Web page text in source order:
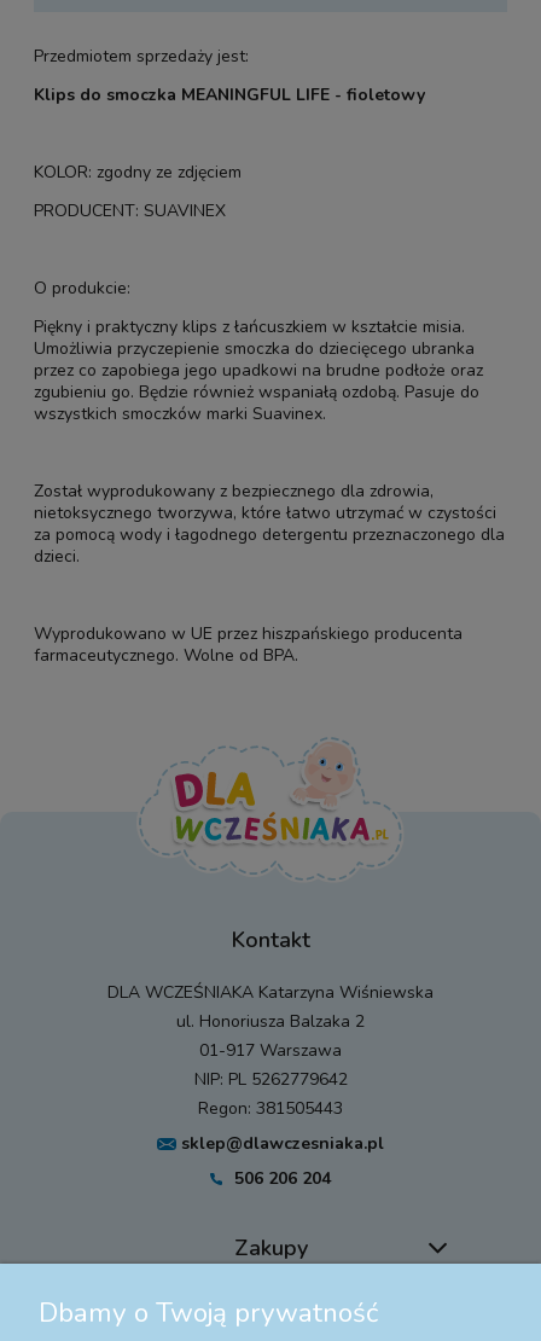
Przedmiotem sprzedaży jest:
Klips do smoczka MEANINGFUL LIFE - fioletowy
KOLOR: zgodny ze zdjęciem
PRODUCENT: SUAVINEX
O produkcie:
Piękny i praktyczny klips z łańcuszkiem w kształcie misia.
Umożliwia przyczepienie smoczka do dziecięcego ubranka
przez co zapobiega jego upadkowi na brudne podłoże oraz
zgubieniu go. Będzie również wspaniałą ozdobą. Pasuje do
wszystkich smoczków marki Suavinex.
Został wyprodukowany z bezpiecznego dla zdrowia,
nietoksycznego tworzywa, które łatwo utrzymać w czystości
za pomocą wody i łagodnego detergentu przeznaczonego dla
dzieci.
Wyprodukowano w UE przez hiszpańskiego producenta
farmaceutycznego. Wolne od BPA.
Kontakt
DLA WCZEŚNIAKA Katarzyna Wiśniewska
ul. Honoriusza Balzaka 2
01-917 Warszawa
NIP: PL 5262779642
Regon: 381505443
sklep@dlawczesniaka.pl
506 206 204
Zakupy
Pomoc
Dbamy o Twoją prywatność